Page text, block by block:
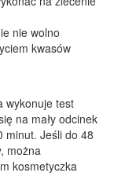
nie wolno
kwasów
wykonuje test
na mały odcinek
minut. Jeśli do 48
można
kosmetyczka